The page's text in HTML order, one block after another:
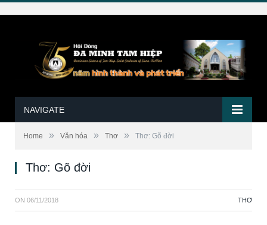
NAVIGATE
Home » Văn hóa » Thơ » Thơ: Gõ đời
Thơ: Gõ đời
ON 06/11/2018 THƠ